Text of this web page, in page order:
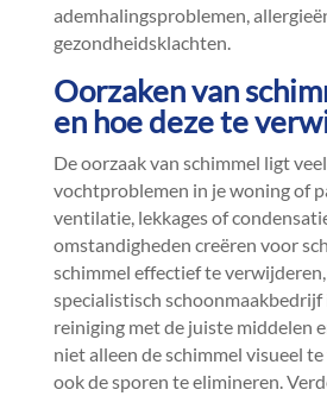
ademhalingsproblemen,
gezondheidsklachten.​
Oorzaken van
en hoe deze te
De oorzaak van schimmel ligt
vochtproblemen in je woning of
ventilatie, lekkages of
omstandigheden creëren voor
schimmel effectief te
specialistisch
reiniging met de juiste middelen
niet alleen de schimmel visueel
ook de sporen te elimineren.​